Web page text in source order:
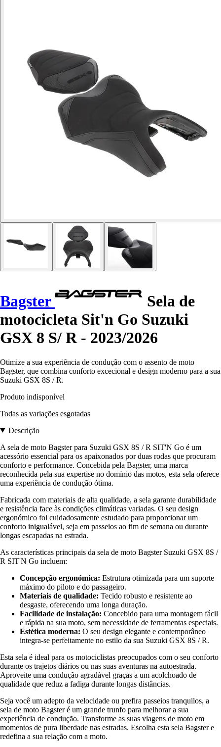
Bagster
Sela de
motocicleta Sit'n Go Suzuki
GSX 8 S/ R - 2023/2026
Otimize a sua experiência de condução com o assento de moto
Bagster, que combina conforto excecional e design moderno para a sua
Suzuki GSX 8S / R.
Produto indisponível
Todas as variações esgotadas
Descrição
A sela de moto Bagster para Suzuki GSX 8S / R SIT'N Go é um
acessório essencial para os apaixonados por duas rodas que procuram
conforto e performance. Concebida pela Bagster, uma marca
reconhecida pela sua expertise no domínio das motos, esta sela oferece
uma experiência de condução ótima.
Fabricada com materiais de alta qualidade, a sela garante durabilidade
e resistência face às condições climáticas variadas. O seu design
ergonómico foi cuidadosamente estudado para proporcionar um
conforto inigualável, seja em passeios ao fim de semana ou durante
longas escapadas na estrada.
As características principais da sela de moto Bagster Suzuki GSX 8S /
R SIT'N Go incluem:
Concepção ergonómica: Estrutura otimizada para um suporte
máximo do piloto e do passageiro.
Materiais de qualidade: Tecido robusto e resistente ao
desgaste, oferecendo uma longa duração.
Facilidade de instalação: Concebido para uma montagem fácil
e rápida na sua moto, sem necessidade de ferramentas especiais.
Estética moderna: O seu design elegante e contemporâneo
integra-se perfeitamente no estilo da sua Suzuki GSX 8S / R.
Esta sela é ideal para os motociclistas preocupados com o seu conforto
durante os trajetos diários ou nas suas aventuras na autoestrada.
Aproveite uma condução agradável graças a um acolchoado de
qualidade que reduz a fadiga durante longas distâncias.
Seja você um adepto da velocidade ou prefira passeios tranquilos, a
sela de moto Bagster é um grande trunfo para melhorar a sua
experiência de condução. Transforme as suas viagens de moto em
momentos de pura liberdade nas estradas. Escolha esta sela Bagster e
redefina a sua relação com a moto.